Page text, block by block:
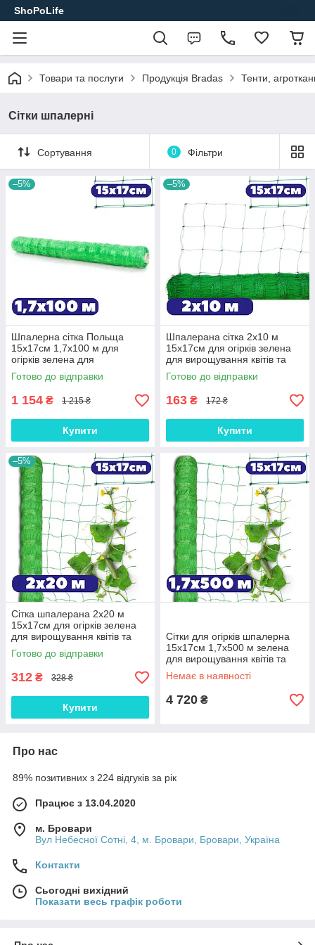
ShoPoLife
Товари та послуги Продукція Bradas Тенти,
Сітки шпалерні
Сортування 0 Фільтри
–5%
Шпалерна сітка Польща
15x17см 1,7x100 м для
огірків зелена для
вирощування квітів УФ-
стабілізована Bradas
Готово до відправки
1 154 ₴ 1 215 ₴
Купити
–5%
Шпалерана сітка 2x10 м
15x17см для огірків зелена
для вирощування квітів та
підвʼязки УФ-стабілізована
Bradas
Готово до відправки
163 ₴ 172 ₴
Купити
–5%
Сітка шпалерана 2х20 м
15x17см для огірків зелена
для вирощування квітів та
підвʼязки УФ-стабілізована
Готово до відправки
312 ₴ 328 ₴
Купити
Сітки для огірків шпалерна
15x17см 1,7x500 м зелена
для вирощування квітів та
підвʼязки УФ-стабілізована
Немає в наявності
4 720 ₴
Про нас
89% позитивних з 224 відгуків за рік
Працює з 13.04.2020
м. Бровари
Вул Небесної Сотні, 4, м. Бровари, Бровари, Україна
Контакти
Сьогодні вихідний
Показати весь графік роботи